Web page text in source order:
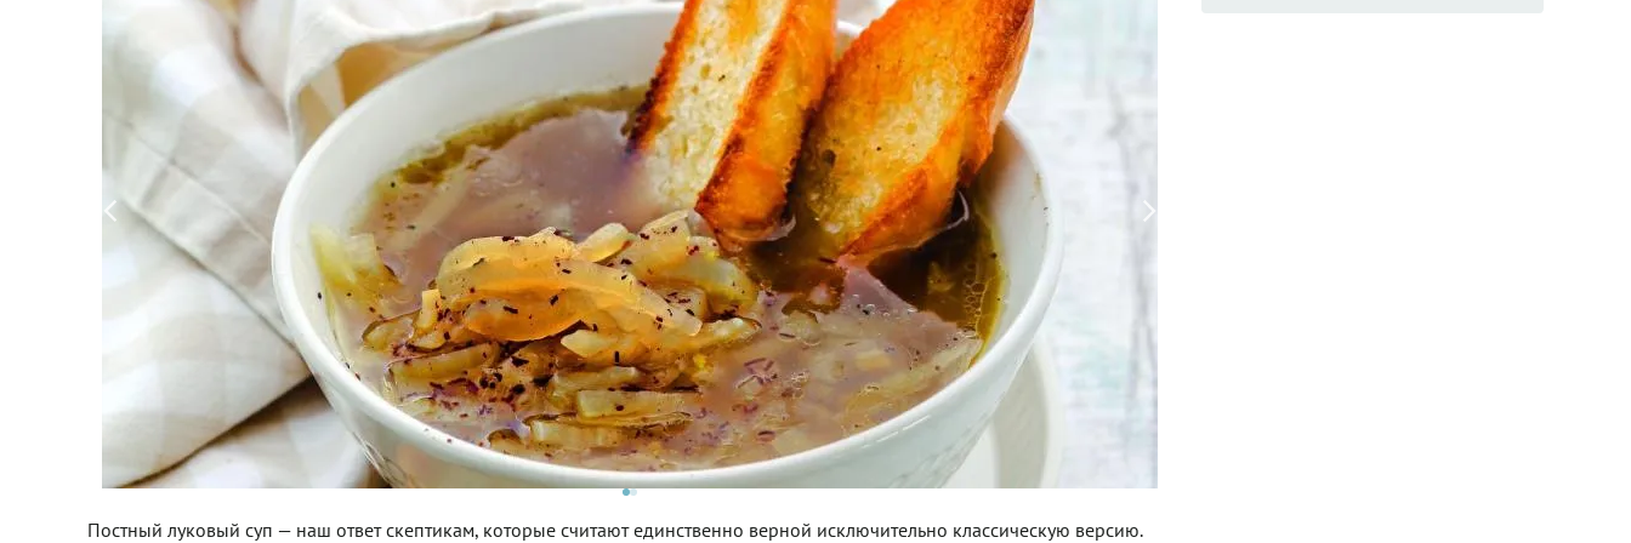
Постный луковый суп — наш ответ скептикам, которые считают единственно верной исключительно классическую версию.